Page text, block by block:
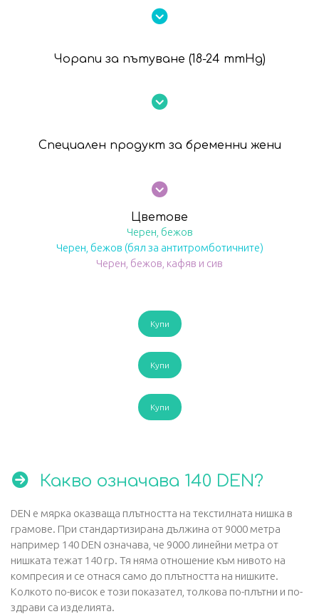
Чорапи за пътуване (18-24 mmHg)
Специален продукт за бременни жени
Цветове
Черен, бежов
Черен, бежов (бял за антитромботичните)
Черен, бежов, кафяв и сив
Купи
Купи
Купи
Какво означава 140 DEN?
DEN е мярка оказваща плътността на текстилната нишка в
грамове. При стандартизирана дължина от 9000 метра
например 140 DEN означава, че 9000 линейни метра от
нишката тежат 140 гр. Тя няма отношение към нивото на
компресия и се отнася само до плътността на нишките.
Колкото по-висок е този показател, толкова по-плътни и по-
здрави са изделията.